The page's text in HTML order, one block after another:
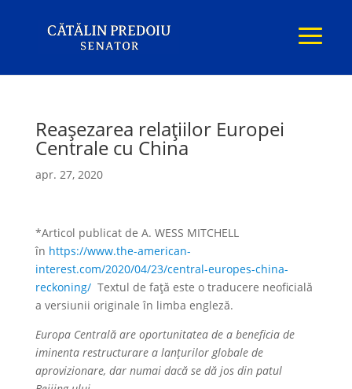
Reașezarea relațiilor Europei
Centrale cu China
apr. 27, 2020
*Articol publicat de A. WESS MITCHELL
în https://www.the-american-
interest.com/2020/04/23/central-europes-china-
reckoning/Textul de față este o traducere neoficială
a versiunii originale în limba engleză.
Europa Centrală are oportunitatea de a beneficia de
iminenta restructurare a lanțurilor globale de
aprovizionare, dar numai dacă se dă jos din patul